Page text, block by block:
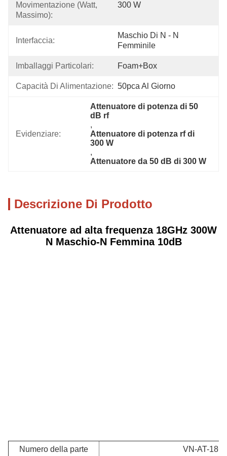
Movimentazione (Watt,
Massimo):
300 W
Interfaccia:
Maschio Di N - N
Femminile
Imballaggi Particolari: Foam+box
Capacità Di Alimentazione: 50pca Al Giorno
Evidenziare:
Attenuatore di potenza di 50
dB rf
,
Attenuatore di potenza rf di
300 W
,
Attenuatore da 50 dB di 300 W
Descrizione Di Prodotto
Attenuatore ad alta frequenza 18GHz 300W
N Maschio-N Femmina 10dB
Numero della parte VN-AT-